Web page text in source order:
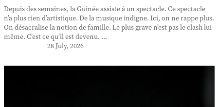
Depuis des semaines, la Guinée assiste à un spectacle. Ce spectacle
n’a plus rien d’artistique. De la musique indigne. Ici, on ne rappe plus.
On désacralise la notion de famille. Le plus grave n’est pas le clash lui-
même. C’est ce qu’il est devenu. ...
28 July, 2026